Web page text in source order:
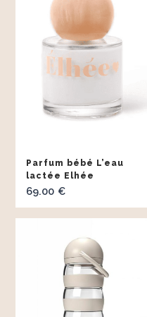
Parfum bébé L’eau
lactée Elhée
69.00 €